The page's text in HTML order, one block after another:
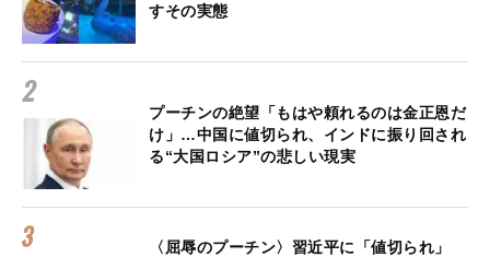
すその実態
プーチンの絶望「もはや頼れるのは金正恩だ
け」…中国に値切られ、インドに振り回され
る“大国ロシア”の悲しい現実
〈屈辱のプーチン〉習近平に「値切られ」